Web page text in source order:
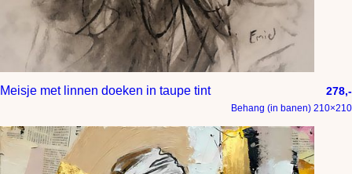
Meisje met linnen doeken in taupe tint 278,-
Behang (in banen) 210×210